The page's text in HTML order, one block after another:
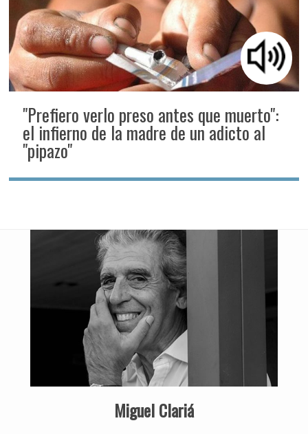
"Prefiero verlo preso antes que muerto":
el infierno de la madre de un adicto al
"pipazo"
Miguel Clariá